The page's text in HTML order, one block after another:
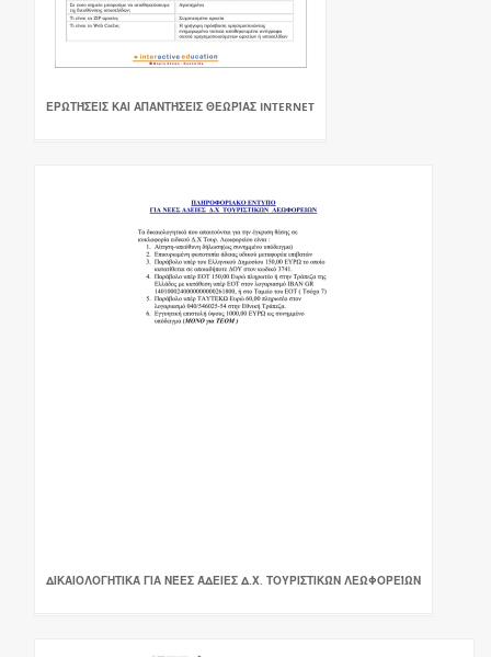
ΕΡΩΤΉΣΕΙΣ ΚΑΙ ΑΠΑΝΤΉΣΕΙΣ ΘΕΩΡΊΑΣ INTERNET
ΔΙΚΑΙΟΛΟΓΗΤΙΚΆ ΓΙΑ ΝΈΕΣ ΆΔΕΙΕΣ Δ.Χ. ΤΟΥΡΙΣΤΙΚΏΝ ΛΕΩΦΟΡΕΊΩΝ